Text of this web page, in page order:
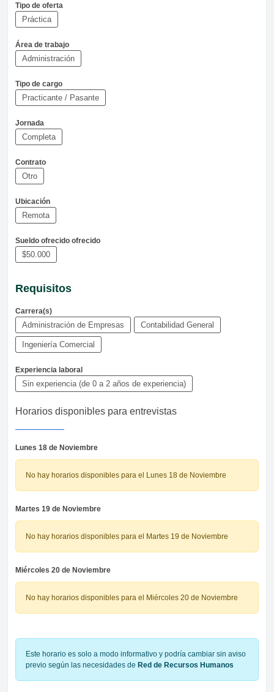
Tipo de oferta
Práctica
Área de trabajo
Administración
Tipo de cargo
Practicante / Pasante
Jornada
Completa
Contrato
Otro
Ubicación
Remota
Sueldo ofrecido ofrecido
$50.000
Requisitos
Carrera(s)
Administración de Empresas Contabilidad General
Ingeniería Comercial
Experiencia laboral
Sin experiencia (de 0 a 2 años de experiencia)
Horarios disponibles para entrevistas
Lunes 18 de Noviembre
No hay horarios disponibles para el Lunes 18 de Noviembre
Martes 19 de Noviembre
No hay horarios disponibles para el Martes 19 de Noviembre
Miércoles 20 de Noviembre
No hay horarios disponibles para el Miércoles 20 de Noviembre
Este horario es solo a modo informativo y podría cambiar sin aviso
previo según las necesidades de Red de Recursos Humanos